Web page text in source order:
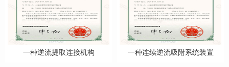
一种逆流提取连接机构 一种连续逆流吸附系统装置